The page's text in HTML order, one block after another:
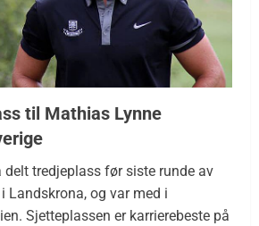
til Mathias Lynne
delt tredjeplass før siste runde av
Landskrona, og var med i
Sjetteplassen er karrierebeste på